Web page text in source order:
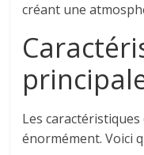
créant une
Les
énormément. Voici